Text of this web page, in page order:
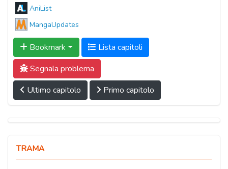
AniList
MangaUpdates
Bookmark
Lista capitoli
Segnala problema
Ultimo capitolo
Primo capitolo
TRAMA